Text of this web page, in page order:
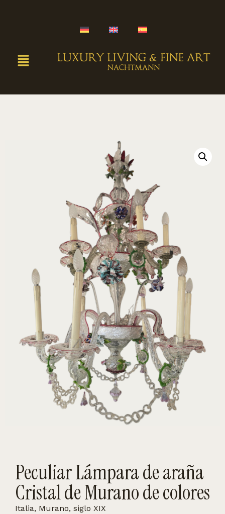
Peculiar Lámpara de araña
Cristal de Murano de colores
Italia, Murano, siglo XIX